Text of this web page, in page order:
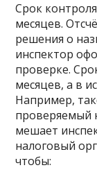
Срок
месяцев.
решения о
инспектор
проверке.
месяцев, а в
Например,
проверяемый
мешает
налоговый
чтобы: